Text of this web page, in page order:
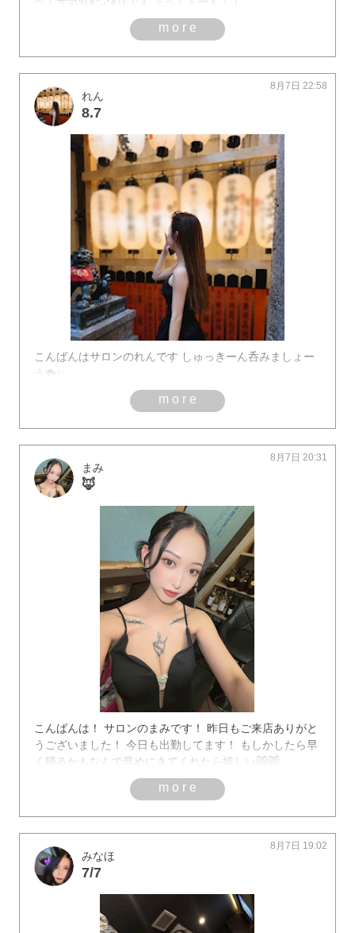
more
れん
8.7
8月7日 22:58
こんばんはサロンのれんです しゅっきーん呑みましょー
う🍻✨
more
まみ
🦊
8月7日 20:31
こんばんは！ サロンのまみです！ 昨日もご来店ありがと
うございました！ 今日も出勤してます！ もしかしたら早
く帰るかもなんで早めにきてくれたら嬉しい😾😾
more
みなほ
7/7
8月7日 19:02